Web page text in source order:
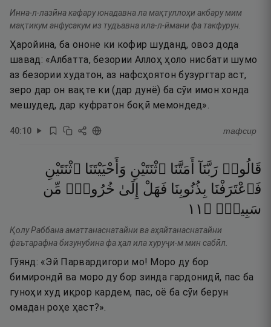
Инна-л-лазӣна кафару юнадавна ла мақтуллоҳи акбару мим
мақтикум анфусакум из тудъавна ила-л-ӣмани фа такфурун.
Ҳаройина, ба ононе ки кофир шуданд, овоз дода
шавад: «Албатта, безории Аллоҳ ҳоло нисбати шумо
аз безории худатон, аз нафсҳоятон бузургтар аст,
зеро дар он вақте ки (дар дунё) ба сӯи имон хонда
мешудед, дар куфратон боқӣ мемондед».
40:10 тафсир
قَالُوا۟ رَبَّنَآ أَمَتَّنَا ٱثْنَتَيْنِ وَأَحْيَيْتَنَا ٱثْنَتَيْنِ
فَٱعْتَرَفْنَا بِذُنُوبِنَا فَهَلْ إِلَىٰ خُرُوجٍۢ مِّن
سَبِيلٍۢ ۝ ١١
Қолу Раббана аматтанаснатайни ва аҳяйтанаснатайни
фаътарафна бизунубина фа ҳал ила хуруҷи-м мин сабӣл.
Гӯянд: «Эй Парвардигори мо! Моро ду бор
бимирондӣ ва моро ду бор зинда гардонидӣ, пас ба
гуноҳи худ иқрор кардем, пас, оё ба сӯи берун
омадан роҳе ҳаст?».